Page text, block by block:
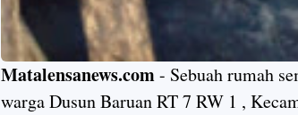
Matalensanews.com- Sebuah rumah
warga Dusun Baruan RT 7 RW 1 ,